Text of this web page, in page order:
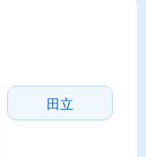
田立